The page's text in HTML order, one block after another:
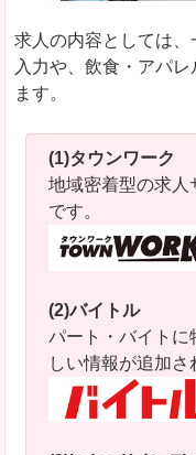
求人の内容としては
入力や、飲食・アパ
ます。
(1)タウンワーク
地域密着型の求人
です。
(2)バイトル
パート・バイトに
しい情報が追加さ